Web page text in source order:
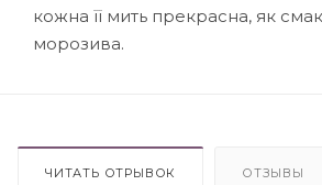
кожна її мить прекрасна, як
морозива.
ЧИТАТЬ ОТРЫВОК ОТЗЫВЫ